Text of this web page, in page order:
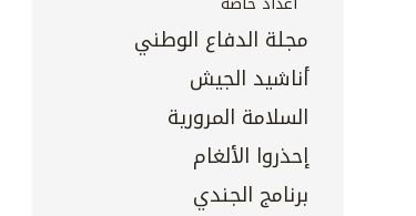
مجلة الدفاع الوطني
أناشيد الجيش
السلامة المرورية
إحذروا الألغام
برنامج الجندي